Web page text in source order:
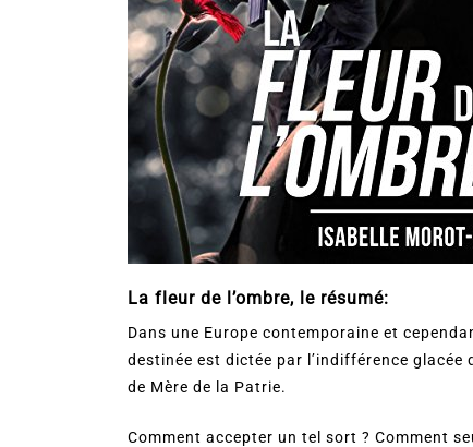
La fleur de l’ombre, le résumé:
Dans une Europe contemporaine et
destinée est dictée par l’indifférence
de Mère de la Patrie.
Comment accepter un tel sort ? Comment